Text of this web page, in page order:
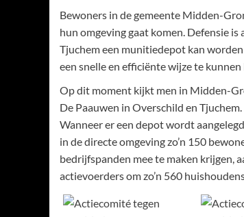
Bewoners in de gemeente Midden-
hun omgeving gaat komen. Defensie
Tjuchem een munitiedepot kan
een snelle en efficiënte wijze te
Op dit moment kijkt men in Midden-
De Paauwen in Overschild en
Wanneer er een depot wordt
in de directe omgeving zo’n 150
bedrijfspanden mee te maken krijgen,
actievoerders om zo’n 560